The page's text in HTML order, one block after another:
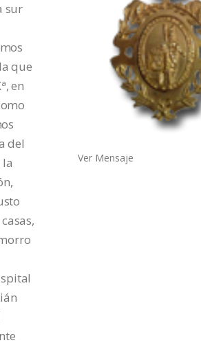
sur
que
en
del
Ver Mensaje